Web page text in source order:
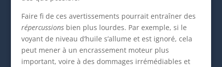
Faire fi de ces avertissements pourrait entraîner des
répercussionsbien plus lourdes. Par exemple, si le
voyant de niveau d’huile s’allume et est ignoré, cela
peut mener à un encrassement moteur plus
important, voire à des dommages irrémédiables et